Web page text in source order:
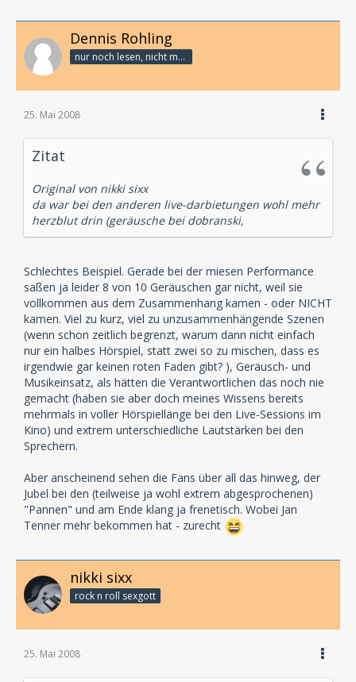
Dennis Rohling
nur noch lesen, nicht mehr schreiben
25. Mai 2008
Zitat
Original von nikki sixx
da war bei den anderen live-darbietungen wohl mehr
herzblut drin (geräusche bei dobranski,
Schlechtes Beispiel. Gerade bei der miesen Performance
saßen ja leider 8 von 10 Geräuschen gar nicht, weil sie
vollkommen aus dem Zusammenhang kamen - oder NICHT
kamen. Viel zu kurz, viel zu unzusammenhängende Szenen
(wenn schon zeitlich begrenzt, warum dann nicht einfach
nur ein halbes Hörspiel, statt zwei so zu mischen, dass es
irgendwie gar keinen roten Faden gibt? ), Geräusch- und
Musikeinsatz, als hätten die Verantwortlichen das noch nie
gemacht (haben sie aber doch meines Wissens bereits
mehrmals in voller Hörspiellänge bei den Live-Sessions im
Kino) und extrem unterschiedliche Lautstärken bei den
Sprechern.
Aber anscheinend sehen die Fans über all das hinweg, der
Jubel bei den (teilweise ja wohl extrem abgesprochenen)
"Pannen" und am Ende klang ja frenetisch. Wobei Jan
Tenner mehr bekommen hat - zurecht
nikki sixx
rock n roll sexgott
25. Mai 2008